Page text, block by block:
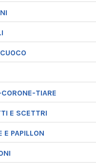
TIARE
E SCETTRI
E PAPILLON